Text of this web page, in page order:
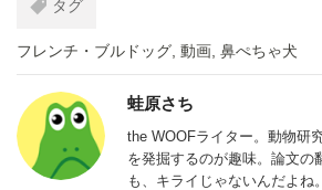
タグ
フレンチ・ブルドッグ 動画 鼻ぺちゃ犬
蛙原さち
the WOOFライター。動物研
を発掘するのが趣味。論文の
も、キライじゃないんだよね。